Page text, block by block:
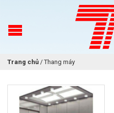
Trang chủ /Thang máy